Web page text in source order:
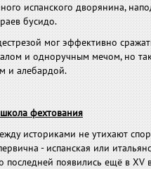
испанского дворянина,
бусидо.
мог эффективно
и одноручным мечом, но
и алебардой.
фехтования
историками не утихают
- испанская или
последней появились ещё в XV